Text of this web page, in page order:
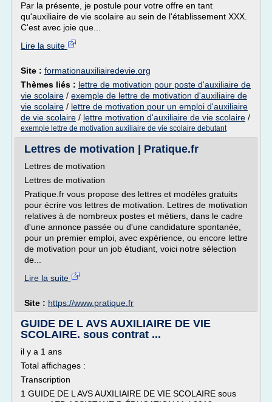
Par la présente, je postule pour votre offre en tant
qu'auxiliaire de vie scolaire au sein de l'établissement XXX.
C'est avec joie que...
Lire la suite
Site : formationauxiliairedevie.org
Thèmes liés : lettre de motivation pour poste d'auxiliaire de
vie scolaire / exemple de lettre de motivation d'auxiliaire de
vie scolaire / lettre de motivation pour un emploi d'auxiliaire
de vie scolaire / lettre motivation d'auxiliaire de vie scolaire /
exemple lettre de motivation auxiliaire de vie scolaire debutant
Lettres de motivation | Pratique.fr
Lettres de motivation
Lettres de motivation
Pratique.fr vous propose des lettres et modèles gratuits
pour écrire vos lettres de motivation. Lettres de motivation
relatives à de nombreux postes et métiers, dans le cadre
d'une annonce passée ou d'une candidature spontanée,
pour un premier emploi, avec expérience, ou encore lettre
de motivation pour un job étudiant, voici notre sélection
de...
Lire la suite
Site : https://www.pratique.fr
GUIDE DE L AVS AUXILIAIRE DE VIE
SCOLAIRE. sous contrat ...
il y a 1 ans
Total affichages :
Transcription
1 GUIDE DE L AVS AUXILIAIRE DE VIE SCOLAIRE sous